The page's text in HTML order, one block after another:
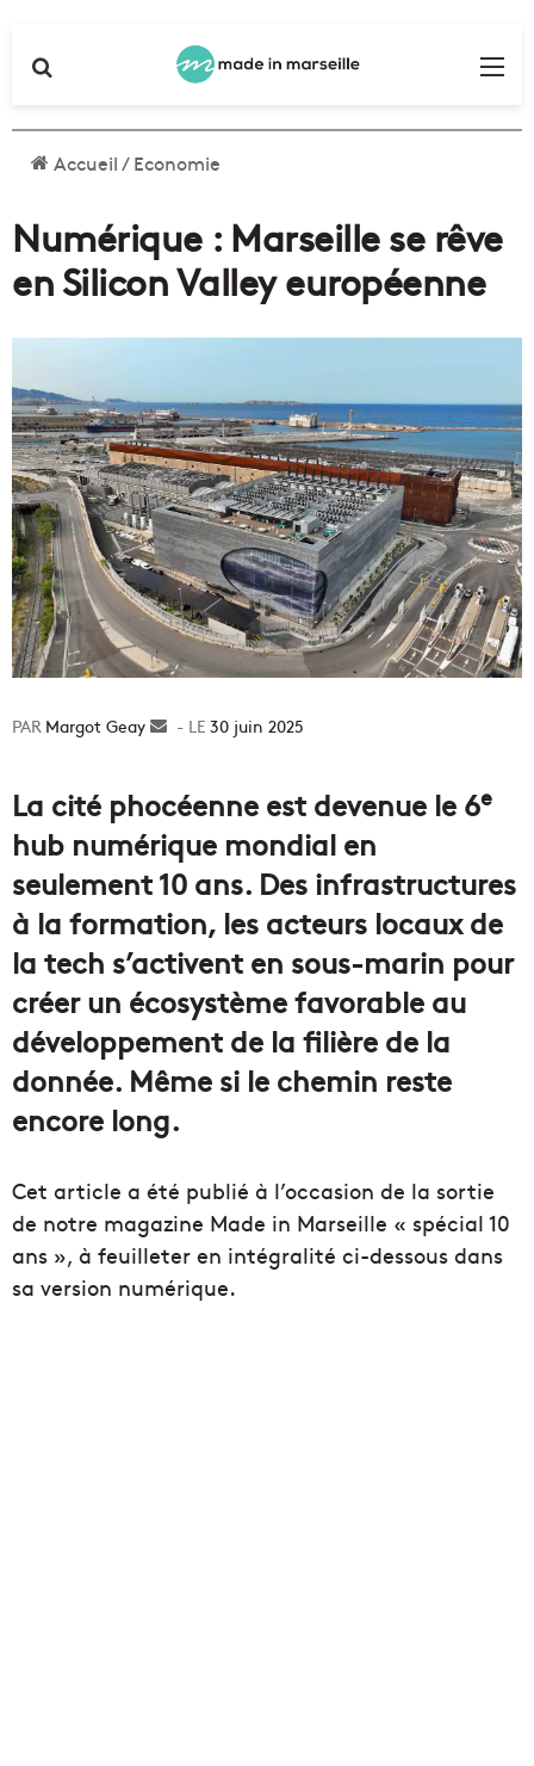
Accueil/Economie
Numérique : Marseille se rêve
en Silicon Valley européenne
Margot Geay
Envoyer30 juin 2025
La cité phocéenne est devenue le 6e
hub numérique mondial en
seulement 10 ans. Des infrastructures
à la formation, les acteurs locaux de
la tech s’activent en sous-marin pour
créer un écosystème favorable au
développement de la filière de la
donnée. Même si le chemin reste
encore long.
Cet article a été publié à l’occasion de la sortie
de notre magazine Made in Marseille « spécial 10
ans », à feuilleter en intégralité ci-dessous dans
sa version numérique.